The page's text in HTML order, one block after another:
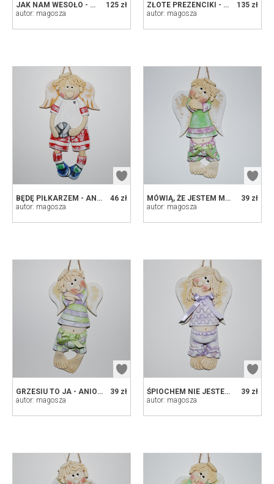
125 zł
JAK NAM WESOŁO - ANIOŁKI Z MASY SOLNEJ, PREZENCIKI DLA GOŚCI, DEKORACJA
autor: magosza
135 zł
ZŁOTE PREZENCIKI - ANIOŁKI Z DEDYKACJĄ, PREZENT, DEKORACJA
autor: magosza
46 zł
BĘDĘ PIŁKARZEM - ANIOŁEK Z MASY SOLNEJ, PREZENT, DEKORACJA
autor: magosza
39 zł
MÓWIĄ, ŻE JESTEM MACIEJ - ANIOŁEK Z MASY SOLNEJ, PREZENT, DEKORACJA
autor: magosza
39 zł
GRZESIU TO JA - ANIOŁEK Z MASY SOLNEJ, PREZENT, DEKORACJA
autor: magosza
39 zł
ŚPIOCHEM NIE JESTEM - ANIOŁ Z MASY SOLNEJ, DEKORACJA, PREZENT
autor: magosza